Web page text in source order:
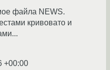
файла NEWS.
кривовато и
+00:00